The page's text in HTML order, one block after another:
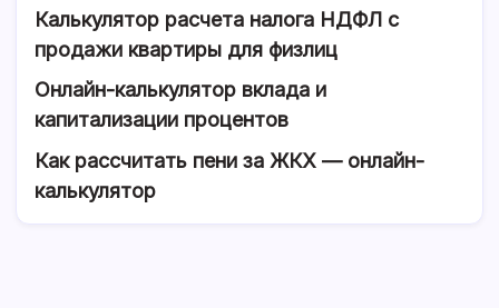
Калькулятор расчета налога НДФЛ с
продажи квартиры для физлиц
Онлайн-калькулятор вклада и
капитализации процентов
Как рассчитать пени за ЖКХ — онлайн-
калькулятор